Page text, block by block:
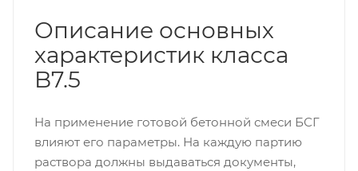
Описание основных
характеристик класса
B7.5
На применение готовой бетонной смеси БСГ
влияют его параметры. На каждую партию
раствора должны выдаваться документы,